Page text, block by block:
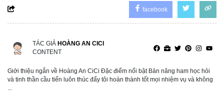
facebook
TÁC GIẢ HOÀNG AN CICI
CONTENT
Giới thiệu ngắn về Hoàng An CiCi Đặc điểm nổi bật Bản năng ham học hỏi
và tinh thần cầu tiến luôn thúc đẩy tôi hoàn thành tốt mọi nhiệm vụ và không
...